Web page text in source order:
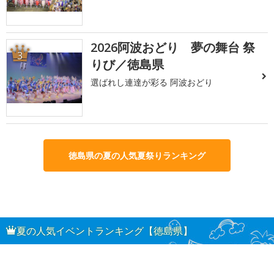
3
2026阿波おどり 夢の舞台 祭
りび／徳島県
選ばれし連達が彩る 阿波おどり
徳島県の夏の人気夏祭りランキング
夏の人気イベントランキング【徳島県】